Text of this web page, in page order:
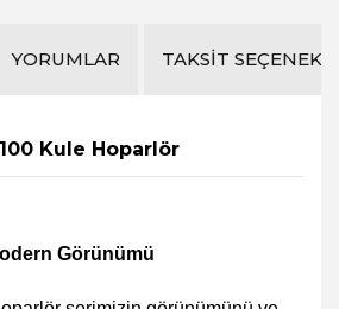
YORUMLAR TAKSIT
Kule Hoparlör
Görünümü